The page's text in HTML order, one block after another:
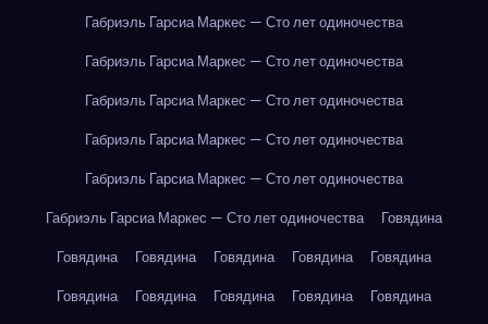
Габриэль Гарсиа Маркес — Сто лет одиночества
Габриэль Гарсиа Маркес — Сто лет одиночества
Габриэль Гарсиа Маркес — Сто лет одиночества
Габриэль Гарсиа Маркес — Сто лет одиночества
Габриэль Гарсиа Маркес — Сто лет одиночества
Габриэль Гарсиа Маркес — Сто лет одиночества
Говядина
Говядина
Говядина Говядина Говядина
Говядина
Говядина
Говядина Говядина Говядина
Говядина